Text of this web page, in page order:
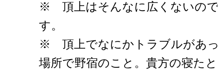
※ 頂上はそんなに広くないので
す。
※ 頂上でなにかトラブルがあ
場所で野宿のこと。貴方の寝た